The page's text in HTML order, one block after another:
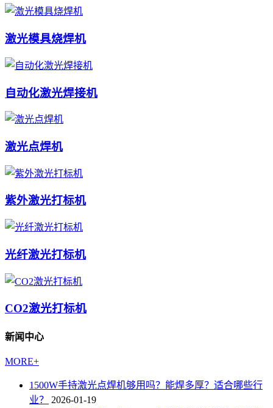
激光模具烧焊机
自动化激光焊接机
激光点焊机
紫外激光打标机
光纤激光打标机
CO2激光打标机
新闻中心
MORE+
1500W手持激光点焊机够用吗？能焊多厚？适合哪些行
业？
2026-01-19